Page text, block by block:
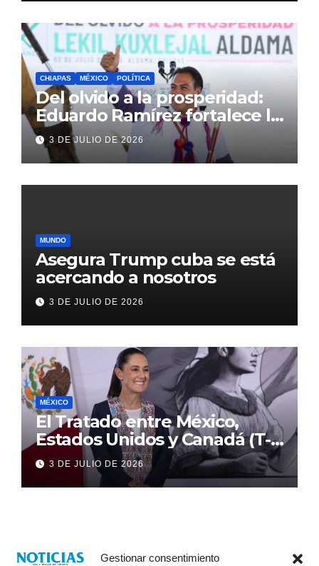
Gestionar consentimiento
CHIAPAS MÉXICO POLÍTICA
Del olvido a la prosperidad:
Eduardo Ramírez fortalece la
transformación de Aldama
con inversión histórica
3 DE JULIO DE 2026
MUNDO
Asegura Trump cuba se está
acercando a nosotros
3 DE JULIO DE 2026
MÉXICO
El Tratado entre México,
Estados Unidos y Canadá (T-
MEC) se mantiene hasta el
2036: Presidenta Claudia
Sheinbaum
3 DE JULIO DE 2026